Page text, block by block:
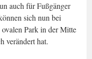
auch für Fußgänger
sich nun bei
Park in der Mitte
verändert hat.